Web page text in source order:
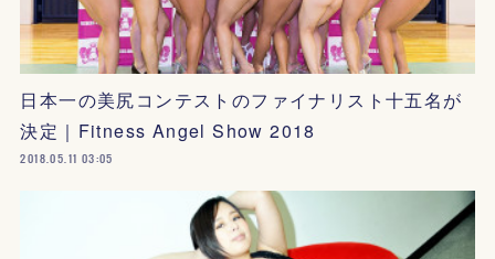
日本一の美尻コンテストのファイナリスト十五名が
決定｜Fitness Angel Show 2018
2018.05.11 03:05